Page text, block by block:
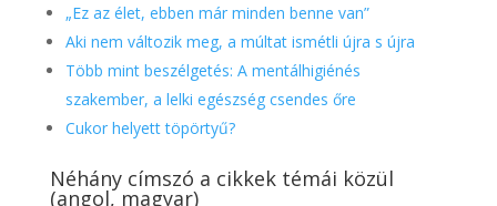
„Ez az élet, ebben már minden benne van”
Aki nem változik meg, a múltat ismétli újra s újra
Több mint beszélgetés: A mentálhigiénés
szakember, a lelki egészség csendes őre
Cukor helyett töpörtyű?
Néhány címszó a cikkek témái közül
(angol, magyar)